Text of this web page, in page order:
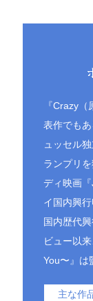
『Crazy
表作でも
ュッセル
ランプリ
ディ映画
イ国内興
国内歴代
ビュー以
You〜』は
主な作